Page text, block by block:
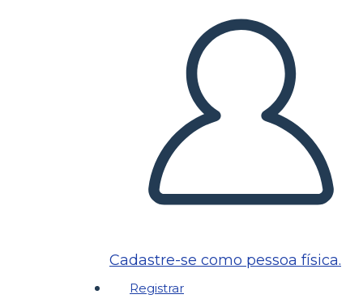
Cadastre-se como pessoa física.
Registrar